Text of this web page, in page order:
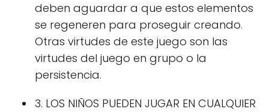
deben aguardar a que estos elementos
se regeneren para proseguir creando.
Otras virtudes de este juego son las
virtudes del juego en grupo o la
persistencia.
3. LOS NIÑOS PUEDEN JUGAR EN CUALQUIER